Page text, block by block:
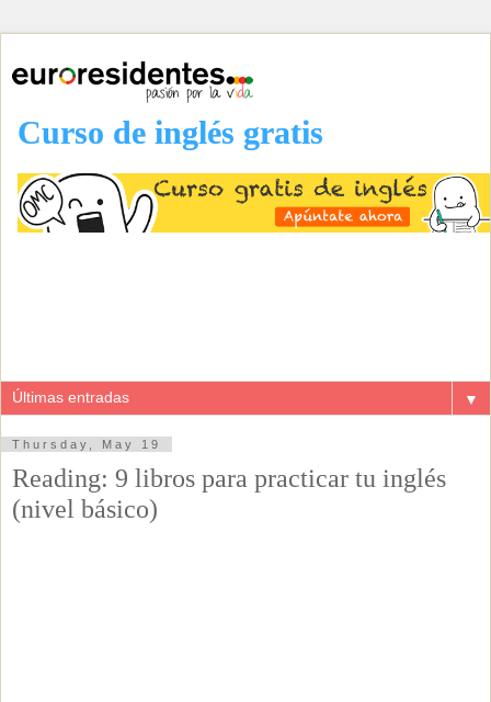
Curso de inglés gratis
▼
Thursday, May 19
Reading: 9 libros para practicar tu inglés
(nivel básico)